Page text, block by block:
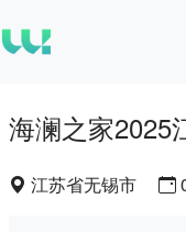
海澜之家2025
江苏省无锡市